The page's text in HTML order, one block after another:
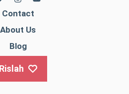
Contact
About Us
Blog
Rislah